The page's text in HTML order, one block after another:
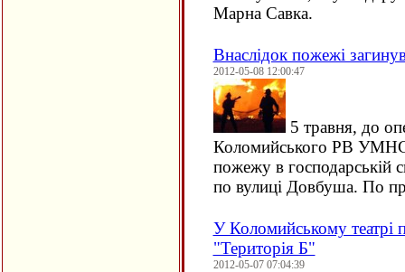
Марна Савка.
Внаслідок пожежі
2012-05-08 12:00:47
5 травня, до
Коломийського РВ УМНС
пожежу в господарській
по вулиці Довбуша. По
У Коломийському театрі
"Територія Б"
2012-05-07 07:04:39